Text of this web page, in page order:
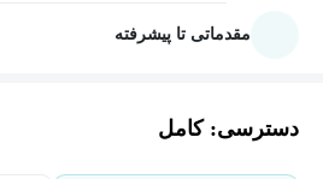
مقدماتی تا پیشرفته
دسترسی: کامل